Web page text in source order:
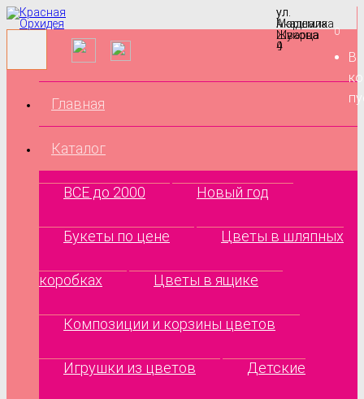
ул.
Маршала
Жукова
9
ул.
Академика
Шварца
4
0
В
Главная
Каталог
ВСЕ до 2000 Новый год
Букеты по цене Цветы в шляпных
коробках Цветы в ящике
Композиции и корзины цветов
Игрушки из цветов Детские